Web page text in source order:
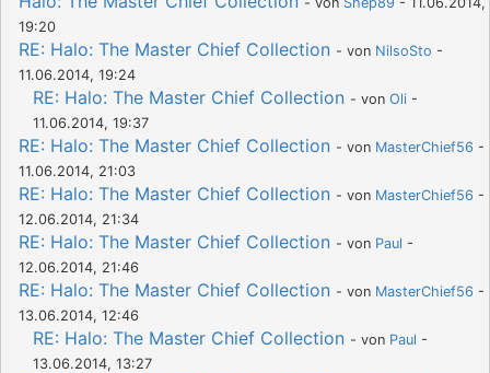
19:20
RE: Halo: The Master Chief Collection - von NilsoSto -
11.06.2014, 19:24
RE: Halo: The Master Chief Collection - von Oli -
11.06.2014, 19:37
RE: Halo: The Master Chief Collection - von MasterChief56 -
11.06.2014, 21:03
RE: Halo: The Master Chief Collection - von MasterChief56 -
12.06.2014, 21:34
RE: Halo: The Master Chief Collection - von Paul -
12.06.2014, 21:46
RE: Halo: The Master Chief Collection - von MasterChief56 -
13.06.2014, 12:46
RE: Halo: The Master Chief Collection - von Paul -
13.06.2014, 13:27